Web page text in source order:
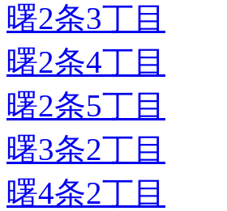
曙2条3丁目
曙2条4丁目
曙2条5丁目
曙3条2丁目
曙4条2丁目